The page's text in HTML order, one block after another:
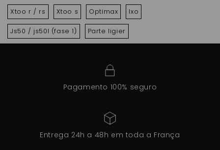
Xtoo r / rs Xtoo s Optimax Ixo
Js50 / js50l (fase 1) Parte ligier
Pagamento 100% seguro
Entrega 24h a 48h em toda a França